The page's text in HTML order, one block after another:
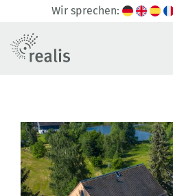
Wir sprechen: